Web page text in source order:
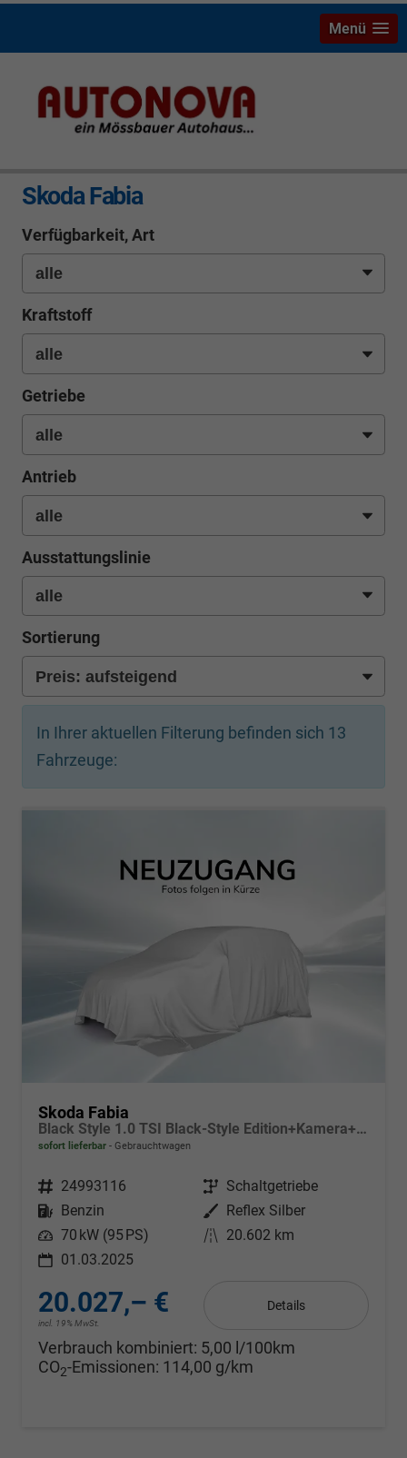
Menü
Skoda Fabia
Verfügbarkeit, Art
Kraftstoff
Getriebe
Antrieb
Ausstattungslinie
Sortierung
In Ihrer aktuellen Filterung befinden sich 13
Fahrzeuge:
Skoda Fabia
Black Style 1.0 TSI Black-Style Edition+Kamera+Sitzheizung+Tempomat+LED
sofort lieferbar Gebrauchtwagen
Fahrzeugnr. 24993116 Getriebe Schaltgetriebe
Kraftstoff
Benzin Außenfarbe
Reflex Silber
Leistung 70 kW (95 PS) Kilometerstand 20.602 km
01.03.2025
20.027,– €
incl. 19% MwSt.
Details
Verbrauch kombiniert: 5,00 l/100km
CO2-Emissionen: 114,00 g/km